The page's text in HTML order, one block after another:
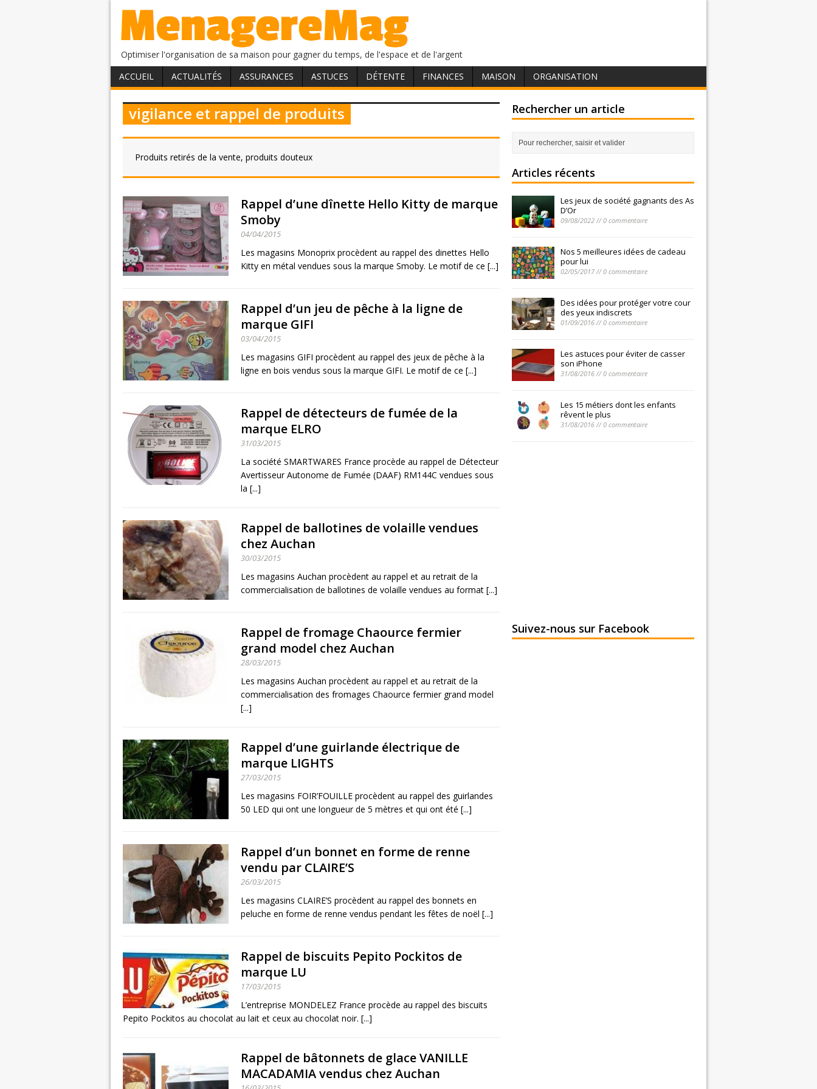
Optimiser l'organisation de sa maison pour gagner du temps, de l'espace et de l'argent
ACCUEIL
ACTUALITÉS ASSURANCES ASTUCES DÉTENTE FINANCES MAISON ORGANISATION
vigilance et rappel de produits
Produits retirés de la vente, produits douteux
Rappel d’une dînette Hello Kitty de marque
Smoby
04/04/2015
Les magasins Monoprix procèdent au rappel des dinettes Hello
Kitty en métal vendues sous la marque Smoby. Le motif de ce [...]
Rappel d’un jeu de pêche à la ligne de
marque GIFI
03/04/2015
Les magasins GIFI procèdent au rappel des jeux de pêche à la
ligne en bois vendus sous la marque GIFI. Le motif de ce [...]
Rappel de détecteurs de fumée de la
marque ELRO
31/03/2015
La société SMARTWARES France procède au rappel de Détecteur
Avertisseur Autonome de Fumée (DAAF) RM144C vendues sous
la [...]
Rappel de ballotines de volaille vendues
chez Auchan
30/03/2015
Les magasins Auchan procèdent au rappel et au retrait de la
commercialisation de ballotines de volaille vendues au format [...]
Rappel de fromage Chaource fermier
grand model chez Auchan
28/03/2015
Les magasins Auchan procèdent au rappel et au retrait de la
commercialisation des fromages Chaource fermier grand model
[...]
Rappel d’une guirlande électrique de
marque LIGHTS
27/03/2015
Les magasins FOIR’FOUILLE procèdent au rappel des guirlandes
50 LED qui ont une longueur de 5 mètres et qui ont été [...]
Rappel d’un bonnet en forme de renne
vendu par CLAIRE’S
26/03/2015
Les magasins CLAIRE’S procèdent au rappel des bonnets en
peluche en forme de renne vendus pendant les fêtes de noël [...]
Rappel de biscuits Pepito Pockitos de
marque LU
17/03/2015
L’entreprise MONDELEZ France procède au rappel des biscuits
Pepito Pockitos au chocolat au lait et ceux au chocolat noir. [...]
Rappel de bâtonnets de glace VANILLE
MACADAMIA vendus chez Auchan
Rechercher un article
Articles récents
Les jeux de société gagnants des As
D’Or
09/08/2022 // 0 commentaire
Nos 5 meilleures idées de cadeau
pour lui
02/05/2017 // 0 commentaire
Des idées pour protéger votre cour
des yeux indiscrets
01/09/2016 // 0 commentaire
Les astuces pour éviter de casser
son iPhone
31/08/2016 // 0 commentaire
Les 15 métiers dont les enfants
rêvent le plus
31/08/2016 // 0 commentaire
Suivez-nous sur Facebook